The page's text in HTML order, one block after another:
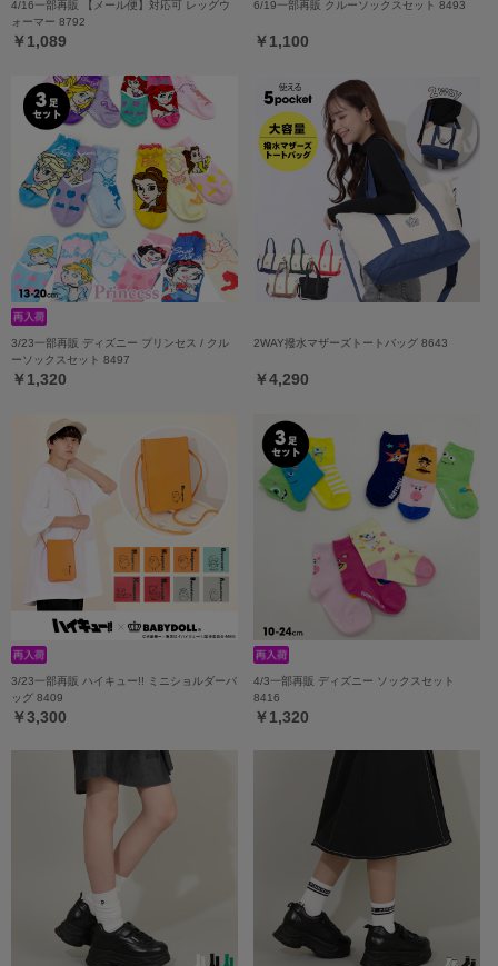
4/16一部再販 【メール便】対応可 レッグウ
ォーマー 8792
￥1,089
6/19一部再販 クルーソックスセット 8493
￥1,100
3/23一部再販 ディズニー プリンセス / クル
ーソックスセット 8497
￥1,320
2WAY撥水マザーズトートバッグ 8643
￥4,290
3/23一部再販 ハイキュー!! ミニショルダーバ
ッグ 8409
￥3,300
4/3一部再販 ディズニー ソックスセット
8416
￥1,320